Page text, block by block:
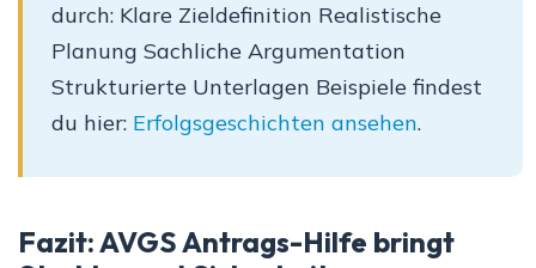
durch: Klare Zieldefinition Realistische
Planung Sachliche Argumentation
Strukturierte Unterlagen Beispiele findest
du hier: Erfolgsgeschichten ansehen.
Fazit: AVGS Antrags-Hilfe bringt